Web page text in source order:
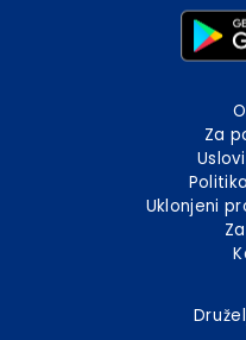
Za
Uklonjeni